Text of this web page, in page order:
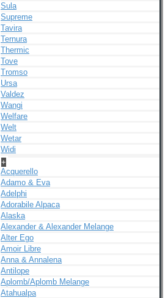
Sula
Supreme
Tavira
Ternura
Thermic
Tove
Tromso
Ursa
Valdez
Wangi
Welfare
Welt
Wetar
Widi
+
Acquerello
Adamo & Eva
Adelphi
Adorabile Alpaca
Alaska
Alexander & Alexander Melange
Alter Ego
Amoir Libre
Anna & Annalena
Antilope
Aplomb/Aplomb Melange
Atahualpa